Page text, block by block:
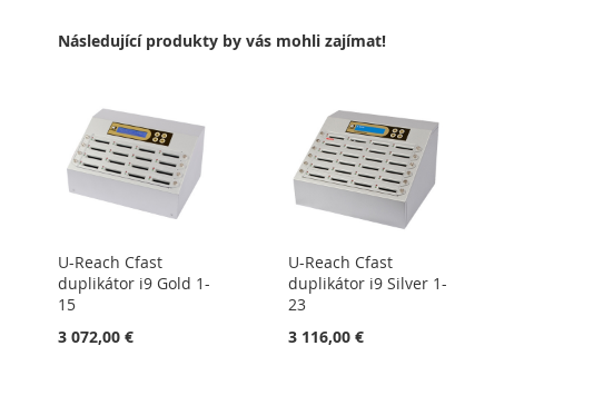
Následující produkty by vás mohli zajímat!
U-Reach Cfast
duplikátor i9 Gold 1-
15
3 072,00 €
U-Reach Cfast
duplikátor i9 Silver 1-
23
3 116,00 €